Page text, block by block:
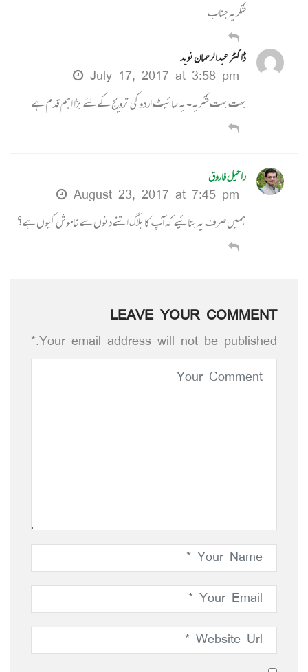
شکریہ جناب
ڈاکٹر عبدالرحمان نوید
July 17, 2017 at 3:58 pm
بہت بہت شکریہ۔ یہ سائیٹ اردو کی ترویج کے لئے بڑا اہم قدم ہے
راحیل فاروق
August 23, 2017 at 7:45 pm
ہمیں صرف یہ بتائیے کہ آپ کا بلاگ اتنے دنوں سے خاموش کیوں ہے؟
LEAVE YOUR COMMENT
Your email address will not be published.*